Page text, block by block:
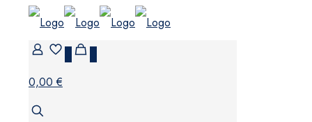
0,00 €